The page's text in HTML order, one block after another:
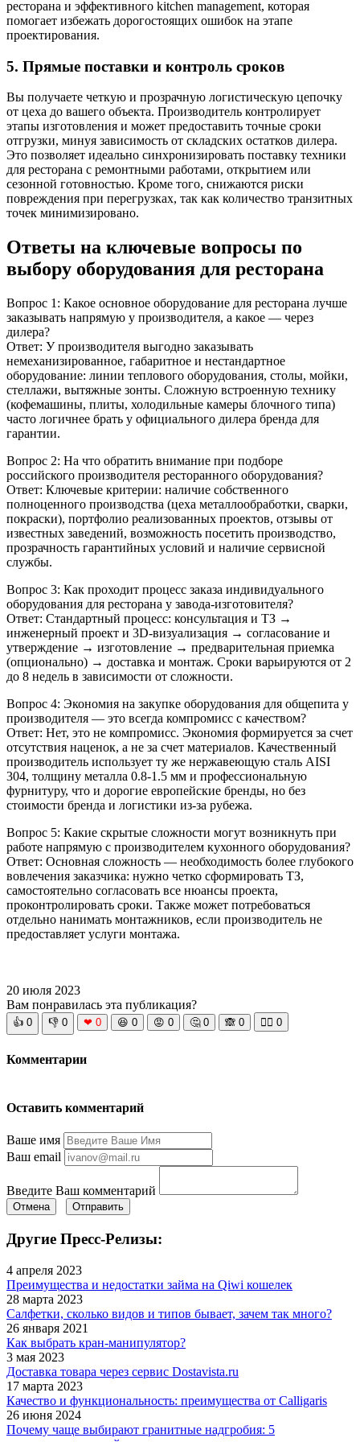
ресторана и эффективного kitchen management, которая
помогает избежать дорогостоящих ошибок на этапе
проектирования.
5. Прямые поставки и контроль сроков
Вы получаете четкую и прозрачную логистическую цепочку
от цеха до вашего объекта. Производитель контролирует
этапы изготовления и может предоставить точные сроки
отгрузки, минуя зависимость от складских остатков дилера.
Это позволяет идеально синхронизировать поставку техники
для ресторана с ремонтными работами, открытием или
сезонной готовностью. Кроме того, снижаются риски
повреждения при перегрузках, так как количество транзитных
точек минимизировано.
Ответы на ключевые вопросы по
выбору оборудования для ресторана
Вопрос 1: Какое основное оборудование для ресторана лучше
заказывать напрямую у производителя, а какое — через
дилера?
Ответ: У производителя выгодно заказывать
немеханизированное, габаритное и нестандартное
оборудование: линии теплового оборудования, столы, мойки,
стеллажи, вытяжные зонты. Сложную встроенную технику
(кофемашины, плиты, холодильные камеры блочного типа)
часто логичнее брать у официального дилера бренда для
гарантии.
Вопрос 2: На что обратить внимание при подборе
российского производителя ресторанного оборудования?
Ответ: Ключевые критерии: наличие собственного
полноценного производства (цеха металлообработки, сварки,
покраски), портфолио реализованных проектов, отзывы от
известных заведений, возможность посетить производство,
прозрачность гарантийных условий и наличие сервисной
службы.
Вопрос 3: Как проходит процесс заказа индивидуального
оборудования для ресторана у завода-изготовителя?
Ответ: Стандартный процесс: консультация и ТЗ →
инженерный проект и 3D-визуализация → согласование и
утверждение → изготовление → предварительная приемка
(опционально) → доставка и монтаж. Сроки варьируются от 2
до 8 недель в зависимости от сложности.
Вопрос 4: Экономия на закупке оборудования для общепита у
производителя — это всегда компромисс с качеством?
Ответ: Нет, это не компромисс. Экономия формируется за счет
отсутствия наценок, а не за счет материалов. Качественный
производитель использует ту же нержавеющую сталь AISI
304, толщину металла 0.8-1.5 мм и профессиональную
фурнитуру, что и дорогие европейские бренды, но без
стоимости бренда и логистики из-за рубежа.
Вопрос 5: Какие скрытые сложности могут возникнуть при
работе напрямую с производителем кухонного оборудования?
Ответ: Основная сложность — необходимость более глубокого
вовлечения заказчика: нужно четко сформировать ТЗ,
самостоятельно согласовать все нюансы проекта,
проконтролировать сроки. Также может потребоваться
отдельно нанимать монтажников, если производитель не
предоставляет услуги монтажа.
20 июля 2023
Вам понравилась эта публикация?
👍 0 👎 0 ❤ 0 😆 0 😡 0 🤔 0 🙈 0 🧘‍♀️ 0
Комментарии
Оставить комментарий
Ваше имя
Ваш email
Введите Ваш комментарий
Отмена Отправить
Другие Пресс-Релизы:
4 апреля 2023
Преимущества и недостатки займа на Qiwi кошелек
28 марта 2023
Салфетки, сколько видов и типов бывает, зачем так много?
26 января 2021
Как выбрать кран-манипулятор?
3 мая 2023
Доставка товара через сервис Dostavista.ru
17 марта 2023
Качество и функциональность: преимущества от Calligaris
26 июня 2024
Почему чаще выбирают гранитные надгробия: 5